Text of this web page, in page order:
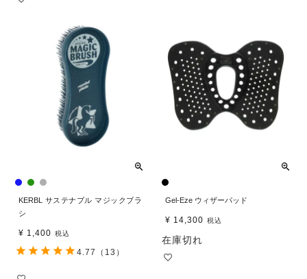
KERBL サステナブル マジックブラ
シ
¥ 1,400 税込
4.77 （13）
Gel-Eze ウィザーパッド
¥ 14,300 税込
在庫切れ